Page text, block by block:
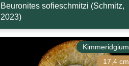
Beuronites sofieschmitzi (Schmitz,
2023)
Kimmeridgium
17,4 cm